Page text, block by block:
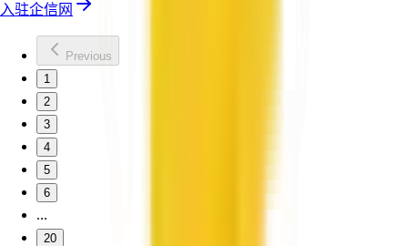
入驻企信网
Previous
1
2
3
4
5
6
...
20